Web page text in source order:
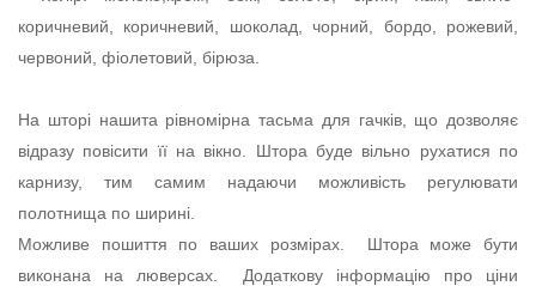
коричневий, коричневий, шоколад, чорний, бордо, рожевий,
червоний, фіолетовий, бірюза.
На шторі нашита рівномірна тасьма для гачків, що дозволяє
відразу повісити її на вікно. Штора буде вільно рухатися по
карнизу, тим самим надаючи можливість регулювати
полотнища по ширині.
Можливе пошиття по ваших розмірах. Штора може бути
виконана на люверсах. Додаткову інформацію про ціни